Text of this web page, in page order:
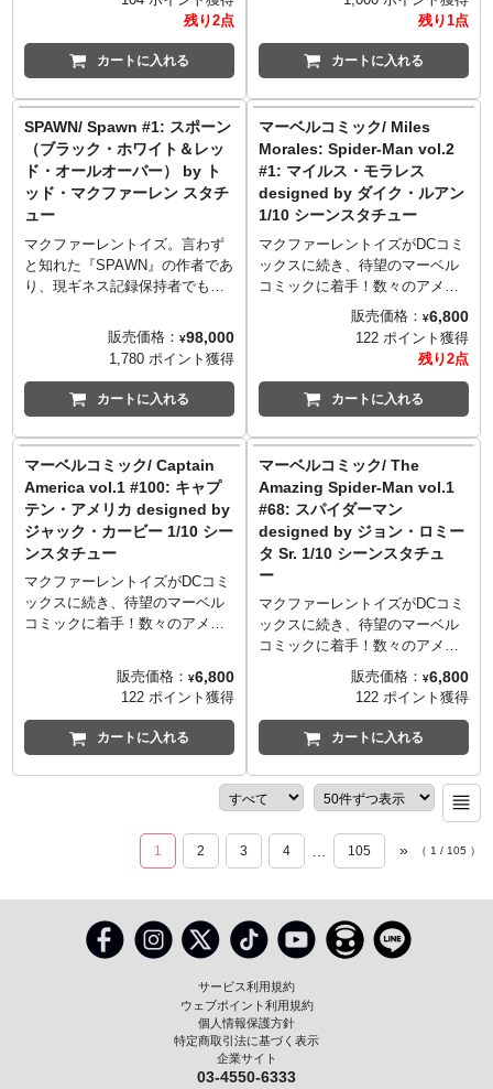
サイド ビルドアップパーツ
エフェクトパーツ（×2）、キャ
ラクターカード、台座、ダーク
フラッシュ
エフェクトパーツ（×2）、キャ
ラクターカード、台座、ダーク
サイド ビルドアップパーツ
アクアマン
トライデント、エフェクトパー
ツ（×2）、キャラクターカー
ド、台座、ダークサイド ビルド
アップパーツ
related characters and elements
「DCマルチバース」に、ザッ
ク・スナイダー監督による2016
年の映画『バットマン vs スー
パーマン ジャスティスの誕生』
として、着脱できるゴーグルと
双眼鏡が付属。
セット内容:
ゴーグル
双眼鏡
キャラクターカード
台座
BATMAN V SUPERMAN:
© & ™DC and Warner Bros.
Entertainment Inc. WB
SHIELD:©&™WBEI.
残り2点
カートに入れる
ト」から、ザック・スナイダー
監督による2016年の映画『バッ
トマン vs スーパーマン ジャス
ティスの誕生』に登場するバッ
ッシブなボディや布製のマント
など、造形や質感にこだわり細
部に至るまで再現。台座は、作
品のロゴが造形された特別仕
様。
残り1点
カートに入れる
SPAWN/ Spawn #1: スポーン
（ブラック・ホワイト＆レッ
ド・オールオーバー） by ト
ッド・マクファーレン スタチ
ュー
マクファーレントイズ。言わず
と知れた『SPAWN』の作者であ
り、現ギネス記録保持者でもあ
り立ち上げられたフィギュアメ
ーカー「マクファーレントイ
ズ」が、トッド・マクファーレ
ンが描いた「Spawn #1」のカバ
ーアートのスポーンを「ブラッ
25cmのスタチューとして立体
化！スタチュー全体を覆うほど
存在感のある真紅のマントにも
ぜひご注目を。台座には、スポ
ーンのロゴなどがデザインされ
ています。さらに、スタチュー
と並べてディスプレイできる、
トッド・マクファーレンのサイ
© 2024 TMP International,
販売価格： ¥98,000
1,780 ポイント獲得
カートに入れる
マーベルコミック/ Miles
Morales: Spider-Man vol.2
#1: マイルス・モラレス
designed by ダイク・ルアン
1/10 シーンスタチュー
マクファーレントイズがDCコミ
ックスに続き、待望のマーベル
コミックに着手！数々のアメコ
ミの中から名作と呼ばれるカバ
ーをピックアップし、3D化した
シーンスタチューとして立体化
します。カバーアートの特徴的
なタッチや構図を再現したヴィ
ネットタイプで、背景が描かれ
新進気鋭のアーティストのひと
り、ダイク・ルアンが手掛けた
『Miles Morales: Spider-Man
Vol.2 #1』のカバーに描かれたマ
イルス・モラレスを、1/10スケ
ールでスタチュー化。
販売価格： ¥6,800
122 ポイント獲得
残り2点
カートに入れる
マーベルコミック/ Captain
America vol.1 #100: キャプ
テン・アメリカ designed by
ジャック・カービー 1/10 シー
ンスタチュー
マクファーレントイズがDCコミ
ックスに続き、待望のマーベル
コミックに着手！数々のアメコ
ーをピックアップし、3D化した
シーンスタチューとして立体化
します。カバーアートの特徴的
なタッチや構図を再現したヴィ
ネットタイプで、背景が描かれ
アメコミ界の「ザ・キング」こ
とジャック・カービーの手によ
る、『Captain America Vol.1
キャプテン・アメリカを、1/10
スケールでスタチュー化。
販売価格： ¥6,800
122 ポイント獲得
カートに入れる
マーベルコミック/ The
Amazing Spider-Man vol.1
#68: スパイダーマン
designed by ジョン・ロミー
タ Sr. 1/10 シーンスタチュ
ー
マクファーレントイズがDCコミ
ックスに続き、待望のマーベル
コミックに着手！数々のアメコ
ミの中から名作と呼ばれるカバ
ーをピックアップし、3D化した
シーンスタチューとして立体化
します。カバーアートの特徴的
なタッチや構図を再現したヴィ
ネットタイプで、背景が描かれ
たバックボードも付属し世界観
の広がりも演出します。
往年の名コミックアーティスト
であるジョン・ロミータ Sr.が手
Man Vol.1 #68』のカバーに描か
れたスパイダーマンを、1/10ス
ケールでスタチュー化。
販売価格： ¥6,800
122 ポイント獲得
カートに入れる
1 2 3 4 … 105 » （ 1 / 105 ）
サービス利用規約
ウェブポイント利用規約
個人情報保護方針
特定商取引法に基づく表示
企業サイト
03-4550-6333